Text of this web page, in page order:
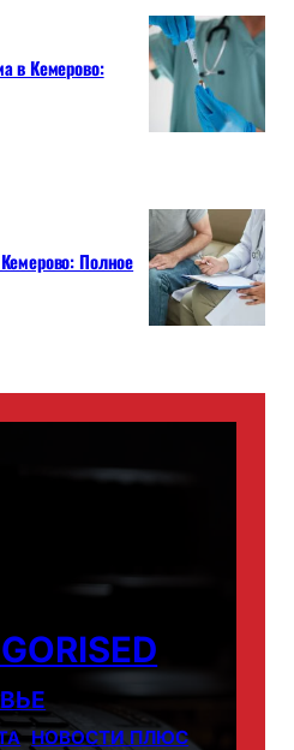
в Кемерово:
Полное
НОВОСТИ ПЛЮС